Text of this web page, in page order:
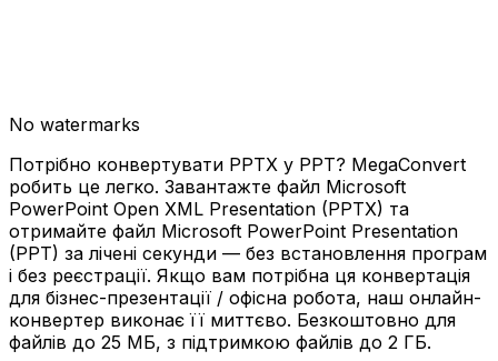
No watermarks
Потрібно конвертувати PPTX у PPT? MegaConvert
робить це легко. Завантажте файл Microsoft
PowerPoint Open XML Presentation (PPTX) та
отримайте файл Microsoft PowerPoint Presentation
(PPT) за лічені секунди — без встановлення програм
і без реєстрації. Якщо вам потрібна ця конвертація
для бізнес-презентації / офісна робота, наш онлайн-
конвертер виконає її миттєво. Безкоштовно для
файлів до 25 МБ, з підтримкою файлів до 2 ГБ.